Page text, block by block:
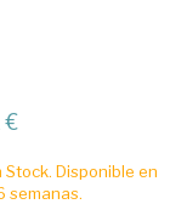
€
Stock. Disponible en
semanas.